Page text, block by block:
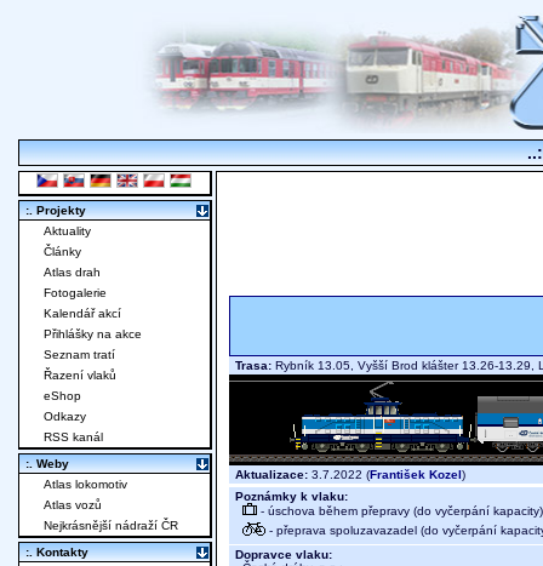
Trasa: Rybník 13.05, Vyšší Brod klášter 13.26-
Aktualizace: 3.7.2022 (František Kozel)
Poznámky k vlaku:
- úschova během přepravy (do vyčerpání kapacity)
- přeprava spoluzavazadel (do vyčerpání
Dopravce vlaku:
:. Projekty
Aktuality
Články
Atlas drah
Fotogalerie
Kalendář akcí
Přihlášky na akce
Seznam tratí
Řazení vlaků
eShop
Odkazy
RSS kanál
:. Weby
Atlas lokomotiv
Atlas vozů
Nejkrásnější nádraží ČR
:. Kontakty